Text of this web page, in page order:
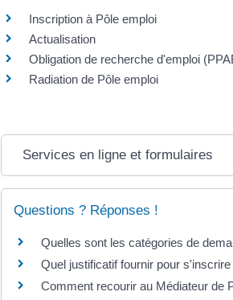
Inscription à Pôle emploi
Actualisation
Obligation de recherche d'emploi
Radiation de Pôle emploi
Services en ligne et formulaires
Questions ? Réponses !
Quelles sont les catégories de
Quel justificatif fournir pour
Comment recourir au Médiateur de